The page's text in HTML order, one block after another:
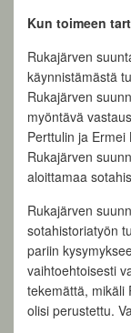
Kun toimeen
Rukajärven
käynnistämästä
Rukajärven
myöntävä
Perttulin ja
Rukajärven
aloittamaa
Rukajärven
sotahistoriatyön
pariin
vaihtoehtoisesti
tekemättä, mikäli
olisi perustettu.